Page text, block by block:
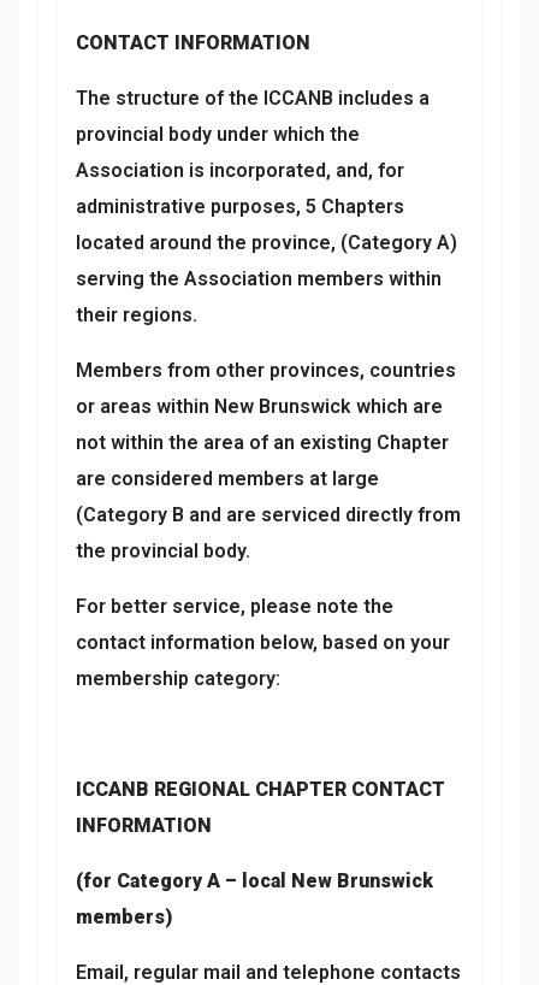
CONTACT INFORMATION
The structure of the ICCANB includes a
provincial body under which the
Association is incorporated, and, for
administrative purposes, 5 Chapters
located around the province, (Category A)
serving the Association members within
their regions.
Members from other provinces, countries
or areas within New Brunswick which are
not within the area of an existing Chapter
are considered members at large
(Category B and are serviced directly from
the provincial body.
For better service, please note the
contact information below, based on your
membership category:
ICCANB REGIONAL CHAPTER CONTACT
INFORMATION
(for Category A – local New Brunswick
members)
Email, regular mail and telephone contacts